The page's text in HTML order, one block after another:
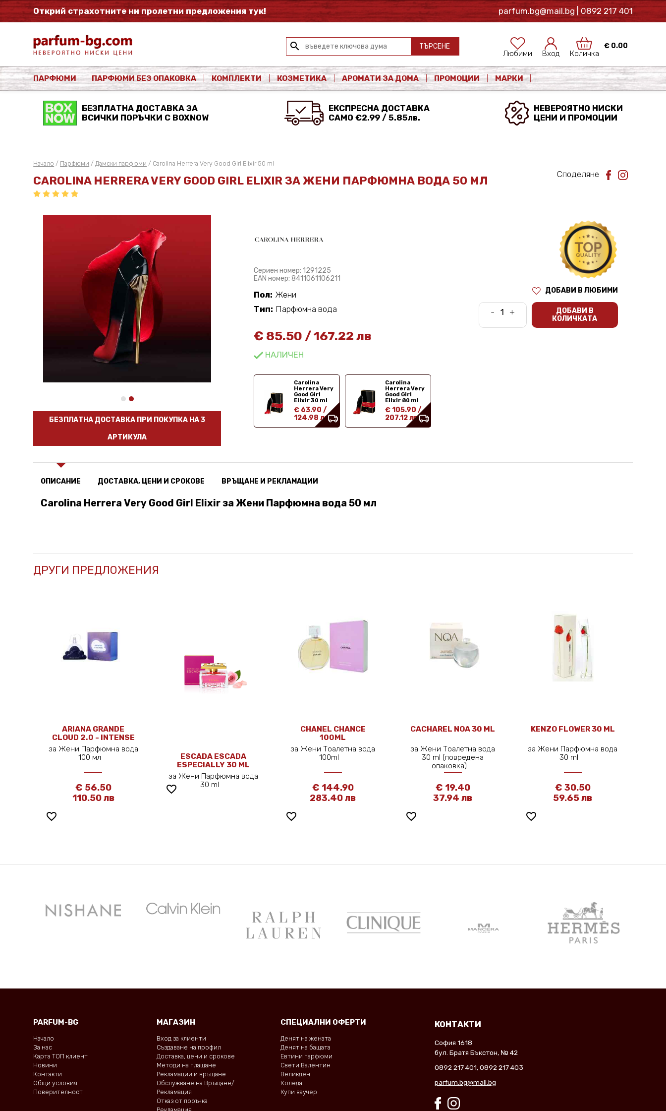
Открий страхотните ни пролетни предложения тук! parfum.bg@mail.bg| 0892 217 401
Количка
€ 0.00
Вход
Любими
search ТЪРСЕНЕ
ПАРФЮМИ ПАРФЮМИ БЕЗ ОПАКОВКА КОМПЛЕКТИ КОЗМЕТИКА АРОМАТИ ЗА ДОМА ПРОМОЦИИ МАРКИ
БЕЗПЛАТНА ДОСТАВКА ЗА
ВСИЧКИ ПОРЪЧКИ С BOXNOW
ЕКСПРЕСНА ДОСТАВКА
САМО €2.99 / 5.85лв.
НЕВЕРОЯТНО НИСКИ
ЦЕНИ И ПРОМОЦИИ
Начало / Парфюми / Дамски парфюми / Carolina Herrera Very Good Girl Elixir 50 ml
CAROLINA HERRERA VERY GOOD GIRL ELIXIR ЗА ЖЕНИ ПАРФЮМНА ВОДА 50 МЛ Споделяне
БЕЗПЛАТНА ДОСТАВКА ПРИ ПОКУПКА НА 3
АРТИКУЛА
Сериен номер: 1291225
EAN номер: 8411061106211
Пол: Жени
Тип: Парфюмна вода
€ 85.50 /167.22 лв
НАЛИЧЕН
ДОБАВИ В ЛЮБИМИ
- +
ДОБАВИ В
КОЛИЧКАТА
Carolina
Herrera Very
Good Girl
Elixir 30 ml
€ 63.90 /
124.98 лв
Carolina
Herrera Very
Good Girl
Elixir 80 ml
€ 105.90 /
207.12 лв
ОПИСАНИЕ ДОСТАВКА, ЦЕНИ И СРОКОВЕ ВРЪЩАНЕ И РЕКЛАМАЦИИ
Carolina Herrera Very Good Girl Elixir за Жени Парфюмна вода 50 мл
ДРУГИ ПРЕДЛОЖЕНИЯ
favorite_border
ARIANA GRANDE
CLOUD 2.0 - INTENSE
100 ML
за Жени Парфюмна вода
100 мл
€ 56.50
110.50 лв
favorite_border
ESCADA ESCADA
ESPECIALLY 30 ML
за Жени Парфюмна вода
30 ml
favorite_border
CHANEL CHANCE
100ML
за Жени Тоалетна вода
100ml
€ 144.90
283.40 лв
favorite_border
CACHAREL NOA 30 ML
за Жени Тоалетна вода
30 ml (повредена
опаковка)
€ 19.40
37.94 лв
favorite_border
KENZO FLOWER 30 ML
за Жени Парфюмна вода
30 ml
€ 30.50
59.65 лв
PARFUM-BG
Начало
За нас
Карта ТОП клиент
Новини
Контакти
Общи условия
Поверителност
МАГАЗИН
Вход за клиенти
Създаване на профил
Доставка, цени и срокове
Методи на плащане
Рекламации и връщане
Обслужване на Връщане/
Рекламация
Отказ от поръчка
СПЕЦИАЛНИ ОФЕРТИ
Денят на жената
Денят на бащата
Евтини парфюми
Свети Валентин
Великден
Коледа
Купи ваучер
КОНТАКТИ
София 1618
бул. Братя Бъкстон, № 42
0892 217 401,0892 217 403
parfum.bg@mail.bg